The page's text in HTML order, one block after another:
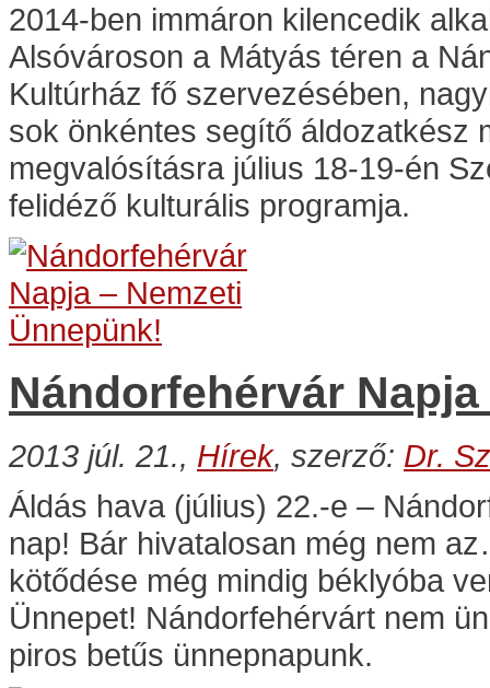
2014-ben immáron kilencedik
Alsóvároson a Mátyás téren a
Kultúrház fő szervezésében,
sok önkéntes segítő áldozatkész
megvalósításra július 18-19-én
felidéző kulturális programja.
Nándorfehérvár
2013 júl. 21., Hírek, szerző: Dr.
Áldás hava (július) 22.-e –
nap! Bár hivatalosan még nem
kötődése még mindig béklyóba
Ünnepet! Nándorfehérvárt nem
piros betűs ünnepnapunk.